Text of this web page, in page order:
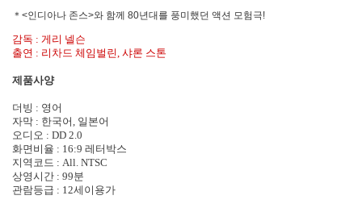
＊<인디아나 존스>와 함께 80년대를 풍미했던 액션 모험극!
감독 : 게리 넬슨
출연 : 리차드 체임벌린, 샤론 스톤
제품사양
더빙 : 영어
자막 : 한국어, 일본어
오디오 : DD 2.0
화면비율 : 16:9 레터박스
지역코드 : All. NTSC
상영시간 : 99분
관람등급 : 12세이용가